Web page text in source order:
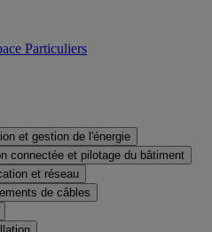
Particuliers
et gestion de l'énergie
connectée et pilotage du bâtiment
et réseau
de câbles